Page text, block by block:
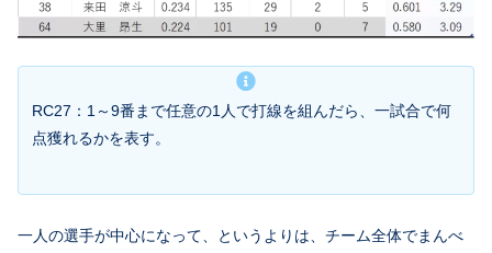
RC27：1～9番まで任意の1人で打線を組んだら、一試合で何
点獲れるかを表す。
一人の選手が中心になって、というよりは、チーム全体でまんべ